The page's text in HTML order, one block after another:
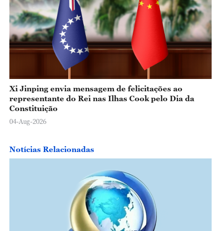
Xi Jinping envia mensagem de felicitações ao
representante do Rei nas Ilhas Cook pelo Dia da
Constituição
04-Aug-2026
Notícias Relacionadas